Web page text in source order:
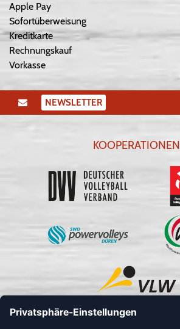
Apple Pay
Sofortüberweisung
Kreditkarte
Rechnungskauf
Vorkasse
NEWSLETTER
KOOPERATIONEN